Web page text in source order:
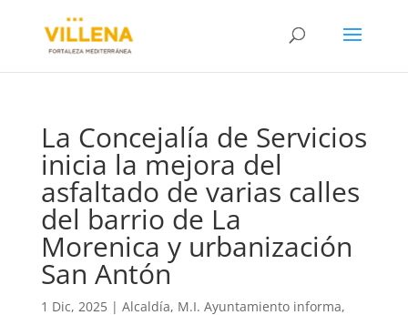
La Concejalía de Servicios
inicia la mejora del
asfaltado de varias calles
del barrio de La
Morenica y urbanización
San Antón
1 Dic, 2025| Alcaldía, M.I. Ayuntamiento informa,